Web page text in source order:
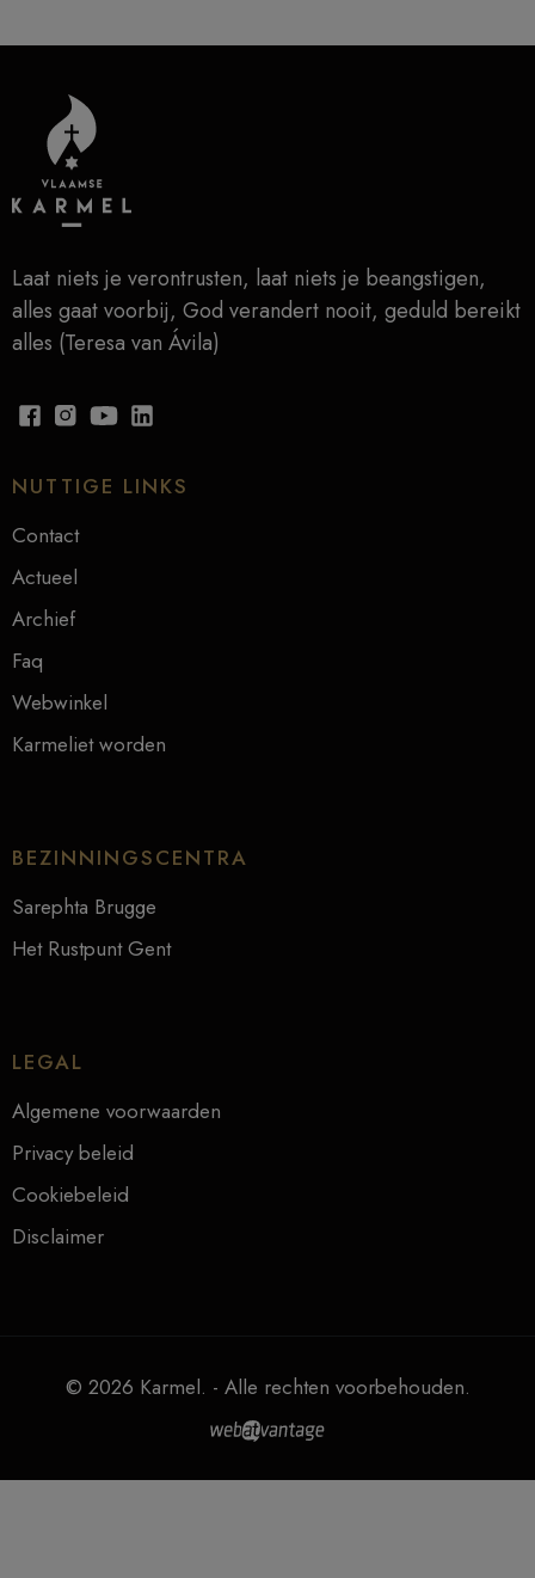
Laat niets je verontrusten, laat niets je beangstigen,
alles gaat voorbij, God verandert nooit, geduld bereikt
alles (Teresa van Ávila)
NUTTIGE LINKS
Contact
Actueel
Archief
Faq
Webwinkel
Karmeliet worden
BEZINNINGSCENTRA
Sarephta Brugge
Het Rustpunt Gent
LEGAL
Algemene voorwaarden
Privacy beleid
Cookiebeleid
Disclaimer
© 2026 Karmel. - Alle rechten voorbehouden.